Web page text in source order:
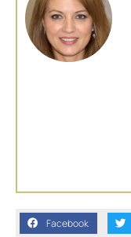
Facebook